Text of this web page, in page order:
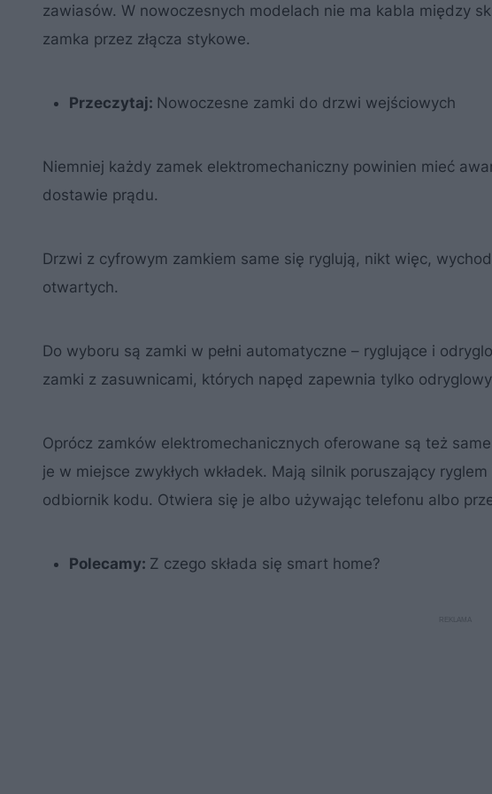
zawiasów. W nowoczesnych modelach nie ma kabla między
zamka przez złącza stykowe.
Przeczytaj: Nowoczesne zamki do drzwi wejściowych
Niemniej każdy zamek elektromechaniczny powinien mieć
dostawie prądu.
Drzwi z cyfrowym zamkiem same się ryglują, nikt więc,
otwartych.
Do wyboru są zamki w pełni automatyczne – ryglujące i
zamki z zasuwnicami, których napęd zapewnia tylko
Oprócz zamków elektromechanicznych oferowane są też
je w miejsce zwykłych wkładek. Mają silnik poruszający
odbiornik kodu. Otwiera się je albo używając telefonu albo
Polecamy: Z czego składa się smart home?